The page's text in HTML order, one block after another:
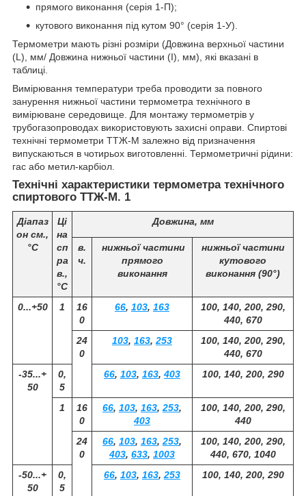
прямого виконання (серія 1-П);
кутового виконання під кутом 90° (серія 1-У).
Термометри мають різні розміри (Довжина верхньої частини
(L), мм/ Довжина нижньої частини (I), мм), які вказані в
таблиці.
Вимірювання температури треба проводити за повного
занурення нижньої частини термометра технічного в
вимірюване середовище. Для монтажу термометрів у
трубогазопроводах використовують захисні оправи. Спиртові
технічні термометри ТТЖ-М залежно від призначення
випускаються в чотирьох виготовленні. Термометричні рідини:
гас або метил-карбіол.
Технічні характеристики термометра технічного
спиртового ТТЖ-М. 1
Діапаз
он см.,
°С
Ці
на
сп
ра
в.,
°С
Довжина, мм
в.
ч.
нижньої частини
прямого
виконання
нижньої частини
кутового
виконання (90°)
0...+50 1
16
0
66, 103, 163
100, 140, 200, 290,
440, 670
24
0
103, 163,253
100, 140, 200, 290,
440, 670
-35...+
50
0,
5
66, 103, 163, 403 100, 140, 200, 290
1
16
0
66, 103, 163,253,
403
100, 140, 200, 290,
440
24
0
66, 103, 163,253,
403, 633, 1003
100, 140, 200, 290,
440, 670, 1040
-50...+
50
0,
5
66, 103, 163,253 100, 140, 200, 290